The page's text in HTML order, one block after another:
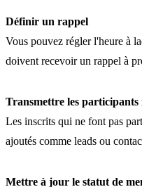
Définir un rappel
Vous pouvez régler l'heure à
doivent recevoir un rappel à
Transmettre les
Les inscrits qui ne font pas
ajoutés comme leads ou
Mettre à jour le statut de